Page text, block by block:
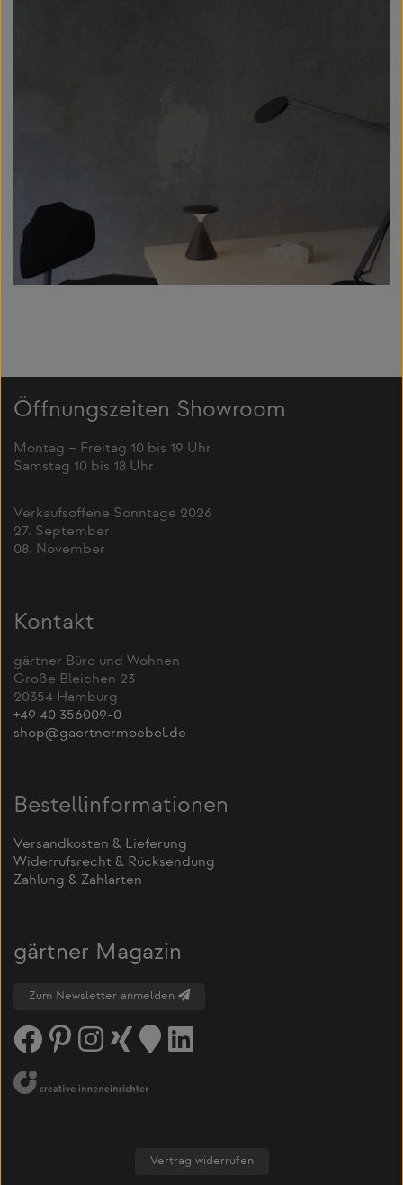
Öffnungszeiten Showroom
Montag – Freitag 10 bis 19 Uhr
Samstag 10 bis 18 Uhr
Verkaufsoffene Sonntage 2026
27. September
08. November
Kontakt
gärtner Büro und Wohnen
Große Bleichen 23
20354 Hamburg
+49 40 356009-0
shop@gaertnermoebel.de
Bestellinformationen
Versandkosten & Lieferung
Widerrufsrecht & Rücksendung
Zahlung & Zahlarten
gärtner Magazin
Zum Newsletter anmelden
Vertrag widerrufen